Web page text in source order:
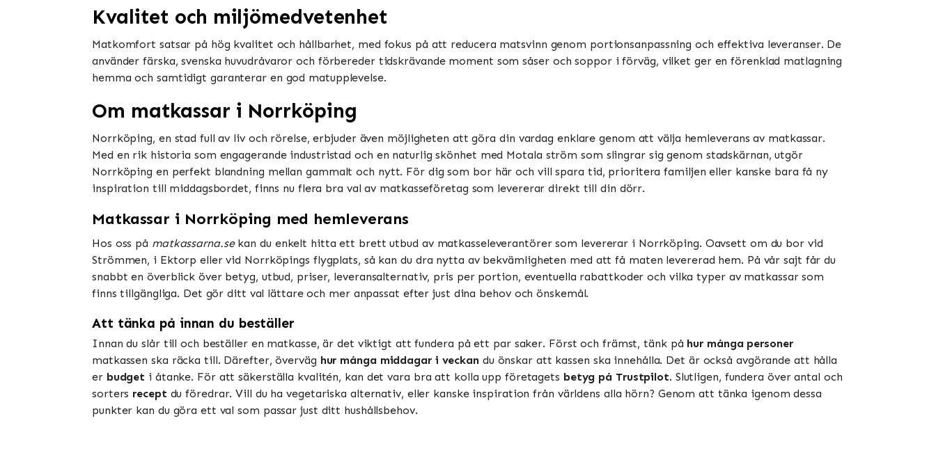
Kvalitet och miljömedvetenhet
Matkomfort satsar på hög kvalitet och hållbarhet, med fokus på att reducera matsvinn genom portionsanpassning och effektiva leveranser. De
använder färska, svenska huvudråvaror och förbereder tidskrävande moment som såser och soppor i förväg, vilket ger en förenklad matlagning
hemma och samtidigt garanterar en god matupplevelse​​​​.
Om matkassar i Norrköping
Norrköping, en stad full av liv och rörelse, erbjuder även möjligheten att göra din vardag enklare genom att välja hemleverans av matkassar.
Med en rik historia som engagerande industristad och en naturlig skönhet med Motala ström som slingrar sig genom stadskärnan, utgör
Norrköping en perfekt blandning mellan gammalt och nytt. För dig som bor här och vill spara tid, prioritera familjen eller kanske bara få ny
inspiration till middagsbordet, finns nu flera bra val av matkasseföretag som levererar direkt till din dörr.
Matkassar i Norrköping med hemleverans
Hos oss på matkassarna.sekan du enkelt hitta ett brett utbud av matkasseleverantörer som levererar i Norrköping. Oavsett om du bor vid
Strömmen, i Ektorp eller vid Norrköpings flygplats, så kan du dra nytta av bekvämligheten med att få maten levererad hem. På vår sajt får du
snabbt en överblick över betyg, utbud, priser, leveransalternativ, pris per portion, eventuella rabattkoder och vilka typer av matkassar som
finns tillgängliga. Det gör ditt val lättare och mer anpassat efter just dina behov och önskemål.
Att tänka på innan du beställer
Innan du slår till och beställer en matkasse, är det viktigt att fundera på ett par saker. Först och främst, tänk på hur många personer
matkassen ska räcka till. Därefter, överväg hur många middagar i veckandu önskar att kassen ska innehålla. Det är också avgörande att hålla
er budget i åtanke. För att säkerställa kvalitén, kan det vara bra att kolla upp företagets betyg på Trustpilot. Slutligen, fundera över antal och
sorters recept du föredrar. Vill du ha vegetariska alternativ, eller kanske inspiration från världens alla hörn? Genom att tänka igenom dessa
punkter kan du göra ett val som passar just ditt hushållsbehov.